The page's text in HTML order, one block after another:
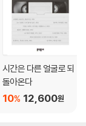
시간은 다른 얼굴로 되
돌아온다
12,600원
10%